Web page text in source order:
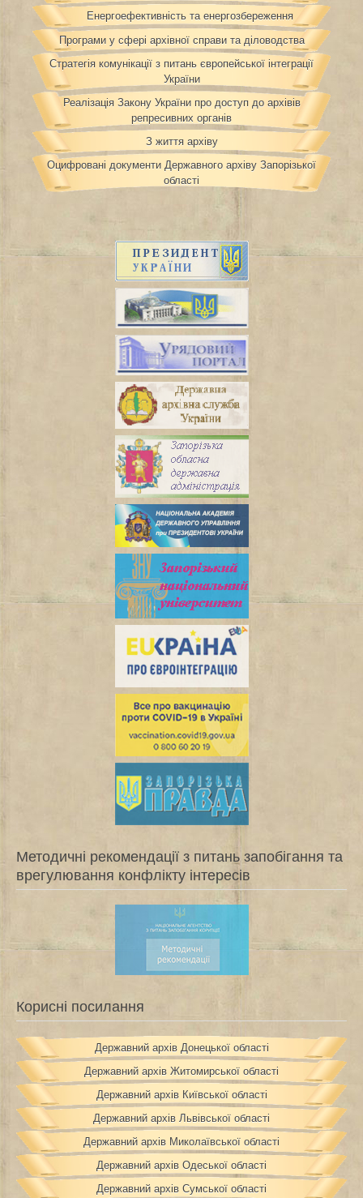
Енергоефективність та енергозбереження
Програми у сфері архівної справи та діловодства
Стратегія комунікації з питань європейської інтеграції
України
Реалізація Закону України про доступ до архівів
репресивних органів
З життя архіву
Оцифровані документи Державного архіву Запорізької
області
Методичні рекомендації з питань запобігання та
врегулювання конфлікту інтересів
Корисні посилання
Державний архів Донецької області
Державний архів Житомирської області
Державний архів Київської області
Державний архів Львівської області
Державний архів Миколаївської області
Державний архів Одеської області
Державний архів Сумської області